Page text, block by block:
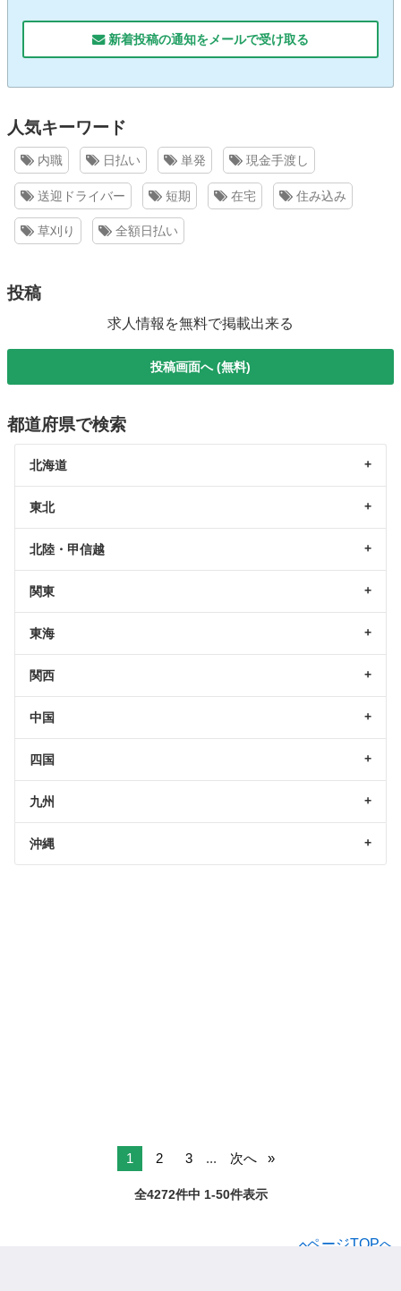
新着投稿の通知をメールで受け取る
人気キーワード
内職 日払い 単発 現金手渡し
送迎ドライバー 短期 在宅 住み込み
草刈り 全額日払い
投稿
求人情報を無料で掲載出来る
投稿画面へ (無料)
都道府県で検索
北海道
東北
北陸・甲信越
関東
東海
関西
中国
四国
九州
沖縄
1 2 3 ... 次へ
全4272件中 1-50件表示
ページTOPへ